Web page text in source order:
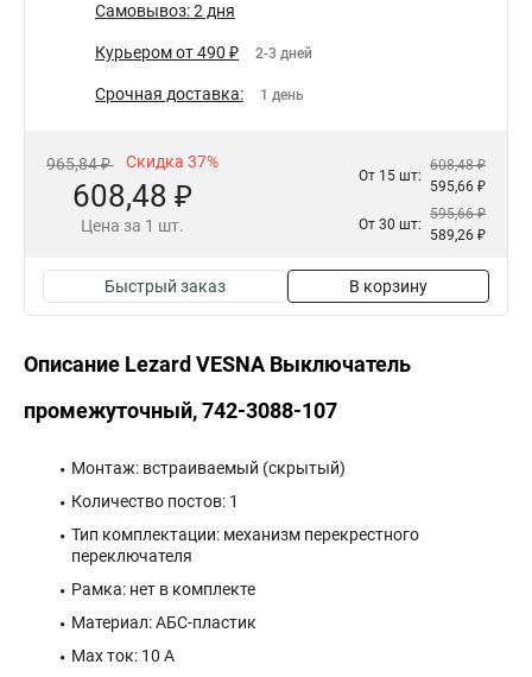
Самовывоз: 2 дня
Курьером от 490 ₽ 2-3 дней
Срочная доставка: 1 день
965,84 ₽ Скидка 37%
608,48 ₽
Цена за 1 шт.
От 15 шт:
608,48 ₽
595,66 ₽
От 30 шт:
595,66 ₽
589,26 ₽
Быстрый заказ В корзину
Описание Lezard VESNA Выключатель
промежуточный, 742-3088-107
Монтаж: встраиваемый (скрытый)
Количество постов: 1
Тип комплектации: механизм перекрестного
переключателя
Рамка: нет в комплекте
Материал: АБС-пластик
Max ток: 10 А